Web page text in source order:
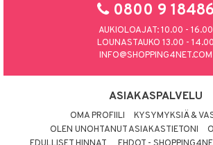
0800 9 18486
AUKIOLOAJAT: 10.00 - 16.00
LOUNASTAUKO 13.00 - 14.00
INFO@SHOPPING4NET.COM
ASIAKASPALVELU
OMA PROFIILI
KYSYMYKSIÄ &
OLEN UNOHTANUT ASIAKASTIETONI